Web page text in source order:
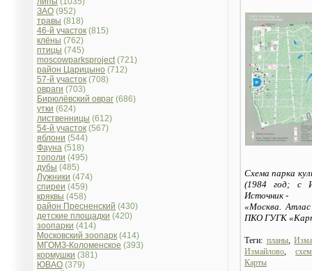
ЗАО (952)
травы (818)
46-й участок (815)
клёны (762)
птицы (745)
moscowparksproject(721)
район Царицыно (712)
57-й участок (708)
овраги (703)
Бирюлёвский овраг (686)
утки (624)
лиственницы (612)
54-й участок (567)
яблони (544)
Фауна (518)
тополи (495)
дубы (485)
Лужники (474)
спиреи (459)
кряквы (458)
район Пресненский (430)
детские площадки (420)
зоопарки (414)
Московский зоопарк (414)
МГОМЗ-Коломенское (393)
кормушки (381)
ЮВАО (379)
Схема парка
(1984 год; с
Источник -
«Москва.
ПКО ГУГК
Теги: планы,
Измайлово,
Карты